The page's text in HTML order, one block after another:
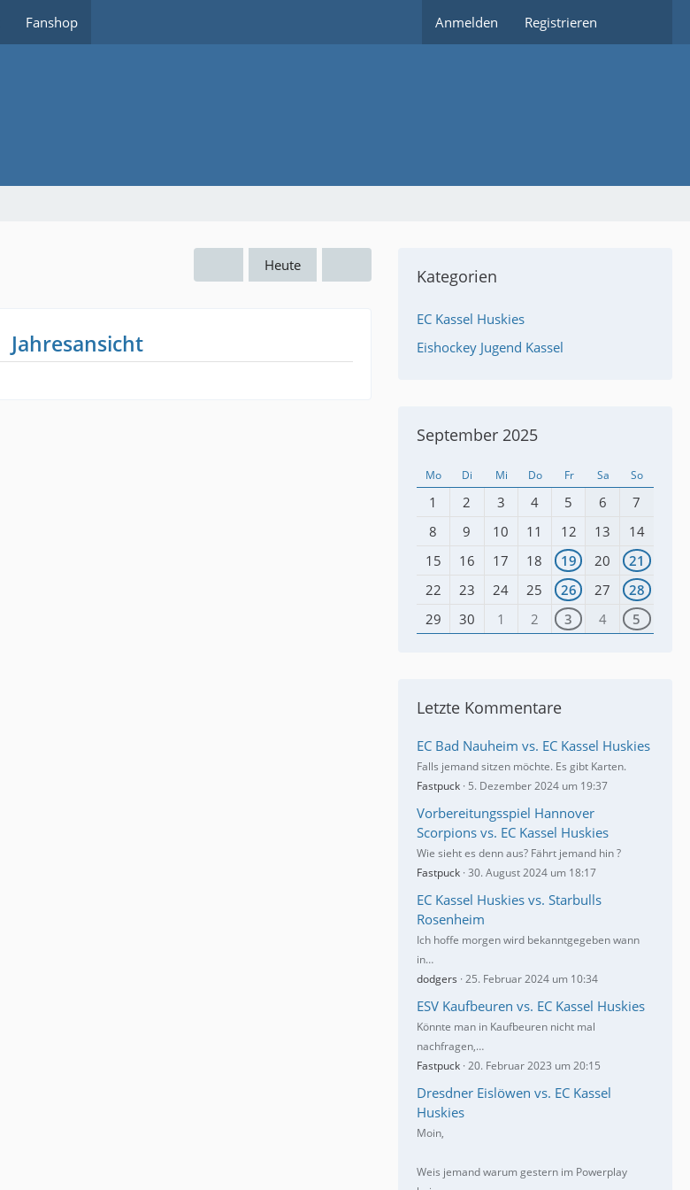
Fanshop Anmelden Registrieren
Heute
Jahresansicht
Kategorien
EC Kassel Huskies
Eishockey Jugend Kassel
September 2025
Mo Di Mi Do Fr Sa So
1 2 3 4 5 6
7
8
9 10 11 12 13
14
15
16 17 18 19 20
21
22
23 24 25 26 27
28
29
30 1 2 3 4 5
Letzte Kommentare
EC Bad Nauheim vs. EC Kassel Huskies
Falls jemand sitzen möchte. Es gibt Karten.
Fastpuck 5. Dezember 2024 um 19:37
Vorbereitungsspiel Hannover
Scorpions vs. EC Kassel Huskies
Wie sieht es denn aus? Fährt jemand hin ?
Fastpuck 30. August 2024 um 18:17
EC Kassel Huskies vs. Starbulls
Rosenheim
Ich hoffe morgen wird bekanntgegeben wann
in…
dodgers 25. Februar 2024 um 10:34
ESV Kaufbeuren vs. EC Kassel Huskies
Könnte man in Kaufbeuren nicht mal
nachfragen,…
Fastpuck 20. Februar 2023 um 20:15
Dresdner Eislöwen vs. EC Kassel
Huskies
Moin,
Weis jemand warum gestern im Powerplay